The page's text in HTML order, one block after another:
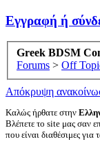
Εγγραφή ή
Greek BDSM
Forums > Off
Απόκρυψη
Καλώς ήρθατε στην
Βλέπετε το site μας σαν
που είναι διαθέσιμες για